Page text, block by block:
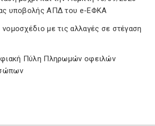
υποβολής ΑΠΔ του e-ΕΦΚΑ
με τις αλλαγές σε στέγαση
Πύλη Πληρωμών οφειλών